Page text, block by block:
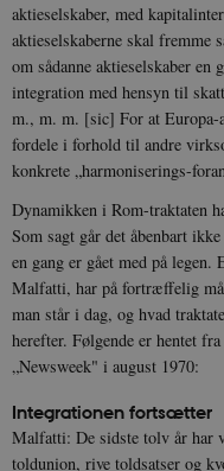
aktieselskaber, med
aktieselskaberne skal
om sådanne aktieselskaber en
integration med hensyn til
m., m. m. [sic] For at Europa-
fordele i forhold til andre
konkrete „harmoniserings-
Dynamikken i Rom-traktaten
Som sagt går det åbenbart
en gang er gået med på
Malfatti, har på fortræffelig
man står i dag, og hvad
herefter. Følgende er hentet
„Newsweek" i august 1970:
Integrationen fortsætter
Malfatti: De sidste tolv år har
toldunion, rive toldsatser og